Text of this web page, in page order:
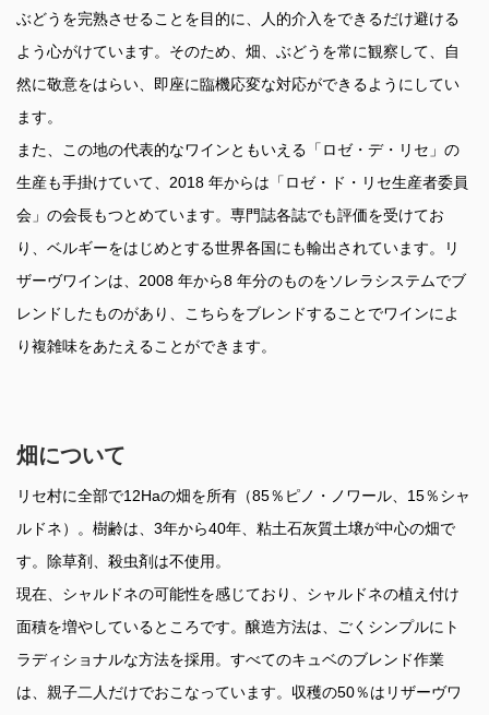
ぶどうを完熟させることを目的に、人的介入をできるだけ避ける
よう心がけています。そのため、畑、ぶどうを常に観察して、自
然に敬意をはらい、即座に臨機応変な対応ができるようにしてい
ます。
また、この地の代表的なワインともいえる「ロゼ・デ・リセ」の
生産も手掛けていて、2018 年からは「ロゼ・ド・リセ生産者委員
会」の会長もつとめています。専門誌各誌でも評価を受けてお
り、ベルギーをはじめとする世界各国にも輸出されています。リ
ザーヴワインは、2008 年から8 年分のものをソレラシステムでブ
レンドしたものがあり、こちらをブレンドすることでワインによ
り複雑味をあたえることができます。
畑について
リセ村に全部で12Haの畑を所有（85％ピノ・ノワール、15％シャ
ルドネ）。樹齢は、3年から40年、粘土石灰質土壌が中心の畑で
す。除草剤、殺虫剤は不使用。
現在、シャルドネの可能性を感じており、シャルドネの植え付け
面積を増やしているところです。醸造方法は、ごくシンプルにト
ラディショナルな方法を採用。すべてのキュベのブレンド作業
は、親子二人だけでおこなっています。収穫の50％はリザーヴワ